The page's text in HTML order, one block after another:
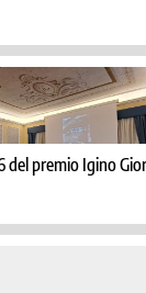
del premio Igino